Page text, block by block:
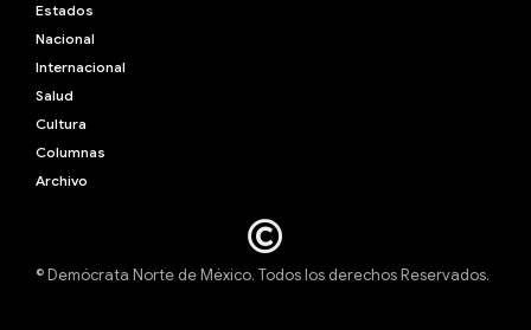
Estados
Nacional
Internacional
Salud
Cultura
Archivo
© Demócrata Norte de México. Todos los derechos Reservados.